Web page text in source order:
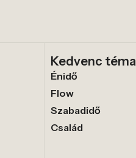
Kedvenc
Énidő
Flow
Szabadidő
Család